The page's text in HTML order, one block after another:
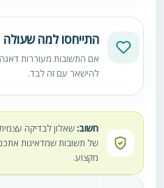
התייחסו למה שעולה
אם התשובות מעוררות
להישאר עם זה לבד.
חשוב:שאלון לבדיקה
של תשובות שמדאיגות
מקצוע.